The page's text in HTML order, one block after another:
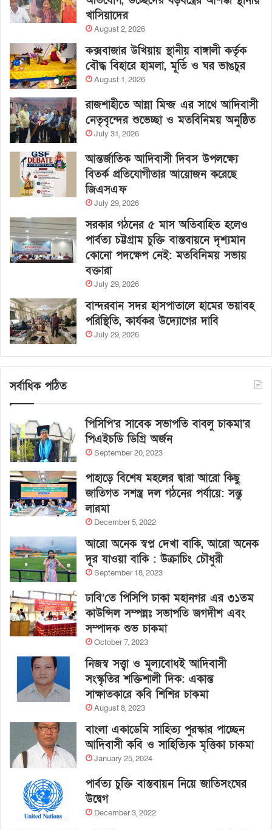
খাসিয়াদের
August 2, 2026
কক্সবাজার উখিয়ায় স্থানীয় বাঙ্গালী কর্তৃক
বৌদ্ধ বিহারে হামলা, মূর্তি ও ঘর ভাঙচুর
August 1, 2026
রাজশাহীতে আন্না মিন্জ এর সাথে আদিবাসী
নেতৃবৃন্দের শুভেচ্ছা ও মতবিনিময় অনুষ্ঠিত
July 31, 2026
আন্তর্জাতিক আদিবাসী দিবস উপলক্ষ্যে
বিতর্ক প্রতিযোগীতার আয়োজন করেছে
জিএসএফ
July 29, 2026
সরকার গঠনের ৫ মাস অতিবাহিত হলেও
পার্বত্য চট্টগ্রাম চুক্তি বাস্তবায়নে দৃশ্যমান
কোনো পদক্ষেপ নেই: মতবিনিময় সভায়
বক্তারা
July 29, 2026
বান্দরবান সদর হাসপাতালে হামের ভয়াবহ
পরিস্থিতি, কার্যকর উদ্যোগের দাবি
July 29, 2026
সর্বাধিক পঠিত
পিসিপি’র সাবেক সভাপতি বাবলু চাকমা’র
পিএইচডি ডিগ্রি অর্জন
September 20, 2023
পাহাড়ে বিশেষ মহলের দ্বারা আরো কিছু
জাতিগত সশস্ত্র দল গঠনের পর্যায়ে: সন্তু
লারমা
December 5, 2022
আরো অনেক স্বপ্ন দেখা বাকি, আরো অনেক
দূর যাওয়া বাকি : উক্রাচিং চৌধুরী
September 18, 2023
ঢাবি’তে পিসিপি ঢাকা মহানগর এর ৩১তম
কাউন্সিল সম্পন্নঃ সভাপতি জগদীশ এবং
সম্পাদক শুভ চাকমা
October 7, 2023
নিজস্ব সত্ত্বা ও মূল্যবোধই আদিবাসী
সংস্কৃতির শক্তিশালী দিক: একান্ত
সাক্ষাতকারে কবি শিশির চাকমা
August 8, 2023
বাংলা একাডেমি সাহিত্য পুরস্কার পাচ্ছেন
আদিবাসী কবি ও সাহিত্যিক মৃত্তিকা চাকমা
January 25, 2024
পার্বত্য চুক্তি বাস্তবায়ন নিয়ে জাতিসংঘের
উদ্বেগ
December 3, 2022